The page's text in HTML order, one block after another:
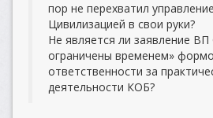
пор не перехватил
Цивилизацией в свои руки?
Не является ли заявление
ограничены временем»
ответственности за
деятельности КОБ?